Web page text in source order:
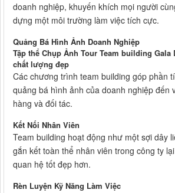
doanh nghiệp, khuyến khích mọi người
dựng một môi trường làm việc tích cực.
Quảng Bá Hình Ảnh Doanh Nghiệp
Tập thể Chụp Ảnh Tour Team building Gala
chất lượng đẹp
Các chương trình team building góp phần
quảng bá hình ảnh của doanh nghiệp đến
hàng và đối tác.
Kết Nối Nhân Viên
Team building hoạt động như một sợi dây
gắn kết toàn thể nhân viên trong công ty
quan hệ tốt đẹp hơn.
Rèn Luyện Kỹ Năng Làm Việc